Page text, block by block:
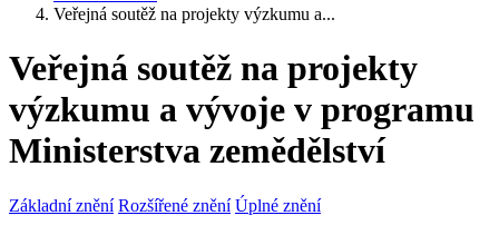
Veřejná soutěž na projekty výzkumu a...
Veřejná soutěž na projekty
výzkumu a vývoje v programu
Ministerstva zemědělství
Základní znění Rozšířené znění Úplné znění